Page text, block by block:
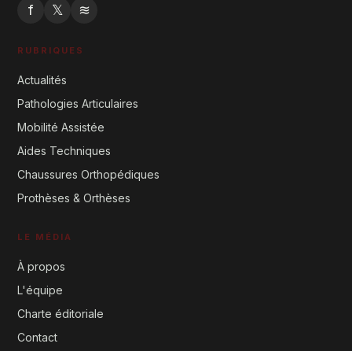
f 𝕏 ≋
RUBRIQUES
Actualités
Pathologies Articulaires
Mobilité Assistée
Aides Techniques
Chaussures Orthopédiques
Prothèses & Orthèses
LE MÉDIA
À propos
L'équipe
Charte éditoriale
Contact